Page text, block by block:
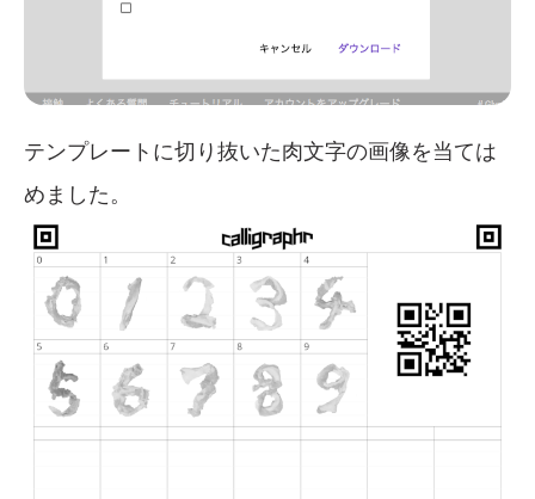
テンプレートに切り抜いた肉文字の画像を当ては
めました。